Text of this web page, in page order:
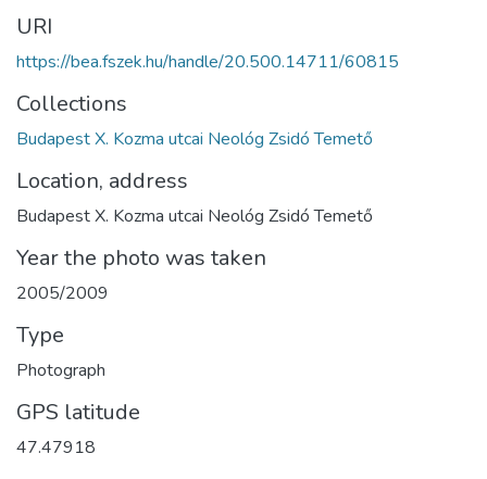
URI
https://bea.fszek.hu/handle/20.500.14711/60815
Collections
Budapest X. Kozma utcai Neológ Zsidó Temető
Location, address
Budapest X. Kozma utcai Neológ Zsidó Temető
Year the photo was taken
2005/2009
Type
Photograph
GPS latitude
47.47918